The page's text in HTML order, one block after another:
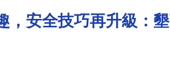
，安全技巧再升級：